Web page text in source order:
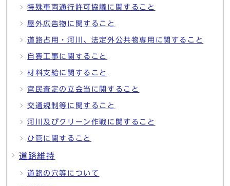
特殊車両通行許可協議に関すること
屋外広告物に関すること
道路占用・河川、法定外公共物専用に関すること
自費工事に関すること
材料支給に関すること
官民査定の立会当に関すること
交通規制等に関すること
河川及びクリーン作戦に関すること
ひ管に関すること
道路維持
道路の穴等について